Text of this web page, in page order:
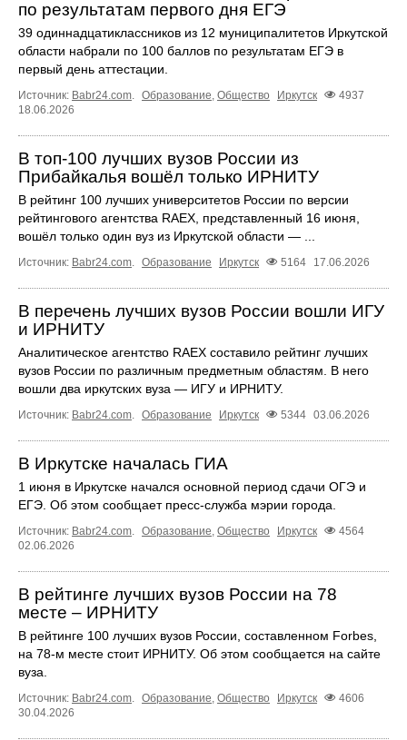
по результатам первого дня ЕГЭ
39 одиннадцатиклассников из 12 муниципалитетов Иркутской
области набрали по 100 баллов по результатам ЕГЭ в
первый день аттестации.
Источник: Babr24.com. Образование, Общество Иркутск
4937
18.06.2026
В топ‑100 лучших вузов России из
Прибайкалья вошёл только ИРНИТУ
В рейтинг 100 лучших университетов России по версии
рейтингового агентства RAEX, представленный 16 июня,
вошёл только один вуз из Иркутской области — ...
Источник: Babr24.com. Образование Иркутск 5164 17.06.2026
В перечень лучших вузов России вошли ИГУ
и ИРНИТУ
Аналитическое агентство RAEX составило рейтинг лучших
вузов России по различным предметным областям. В него
вошли два иркутских вуза — ИГУ и ИРНИТУ.
Источник: Babr24.com. Образование Иркутск 5344 03.06.2026
В Иркутске началась ГИА
1 июня в Иркутске начался основной период сдачи ОГЭ и
ЕГЭ. Об этом сообщает пресс‑служба мэрии города.
Источник: Babr24.com. Образование, Общество Иркутск
4564
02.06.2026
В рейтинге лучших вузов России на 78
месте – ИРНИТУ
В рейтинге 100 лучших вузов России, составленном Forbes,
на 78-м месте стоит ИРНИТУ. Об этом сообщается на сайте
вуза.
Источник: Babr24.com. Образование, Общество Иркутск
4606
30.04.2026